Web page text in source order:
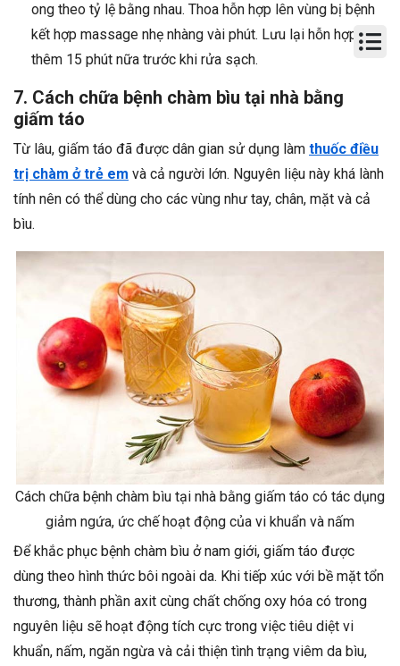
ong theo tỷ lệ bằng nhau. Thoa hỗn hợp lên vùng bị bệnh
kết hợp massage nhẹ nhàng vài phút. Lưu lại hỗn hợp
thêm 15 phút nữa trước khi rửa sạch.
7. Cách chữa bệnh chàm bìu tại nhà bằng
giấm táo
Từ lâu, giấm táo đã được dân gian sử dụng làm thuốc điều
trị chàm ở trẻ em và cả người lớn. Nguyên liệu này khá lành
tính nên có thể dùng cho các vùng như tay, chân, mặt và cả
bìu.
Cách chữa bệnh chàm bìu tại nhà bằng giấm táo có tác dụng
giảm ngứa, ức chế hoạt động của vi khuẩn và nấm
Để khắc phục bệnh chàm bìu ở nam giới, giấm táo được
dùng theo hình thức bôi ngoài da. Khi tiếp xúc với bề mặt tổn
thương, thành phần axit cùng chất chống oxy hóa có trong
nguyên liệu sẽ hoạt động tích cực trong việc tiêu diệt vi
khuẩn, nấm, ngăn ngừa và cải thiện tình trạng viêm da bìu,